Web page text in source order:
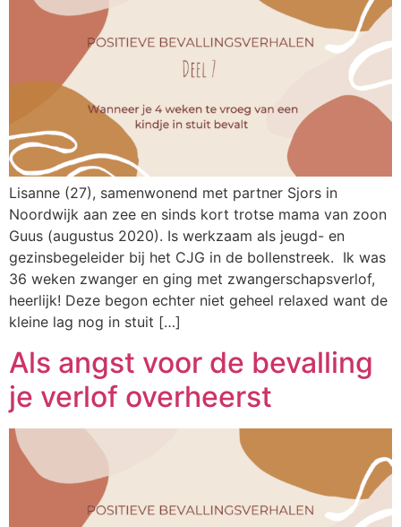
Lisanne (27), samenwonend met partner Sjors in
Noordwijk aan zee en sinds kort trotse mama van zoon
Guus (augustus 2020). Is werkzaam als jeugd- en
gezinsbegeleider bij het CJG in de bollenstreek. Ik was
36 weken zwanger en ging met zwangerschapsverlof,
heerlijk! Deze begon echter niet geheel relaxed want de
kleine lag nog in stuit […]
Als angst voor de bevalling
je verlof overheerst